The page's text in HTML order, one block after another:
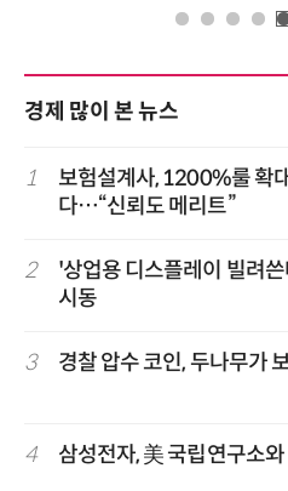
경제 많이 본 뉴스
1
보험설계사, 1200%룰 확
다…“신뢰도 메리트”
2
'상업용 디스플레이 빌려
시동
3 경찰 압수 코인, 두나무가
4 삼성전자, 美 국립연구소